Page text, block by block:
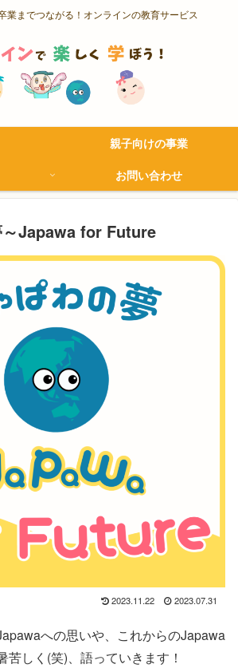
業までつながる！オンラインの教育サービス
親子向けの事業
お問い合わせ
～Japawa for Future
2023.11.22 2023.07.31
への思いや、これからのJapawa
苦しく(笑)、語っていきます！